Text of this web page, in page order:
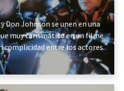
Don Johnson se unen en una
muy carismático en un filme
complicidad entre los actores.